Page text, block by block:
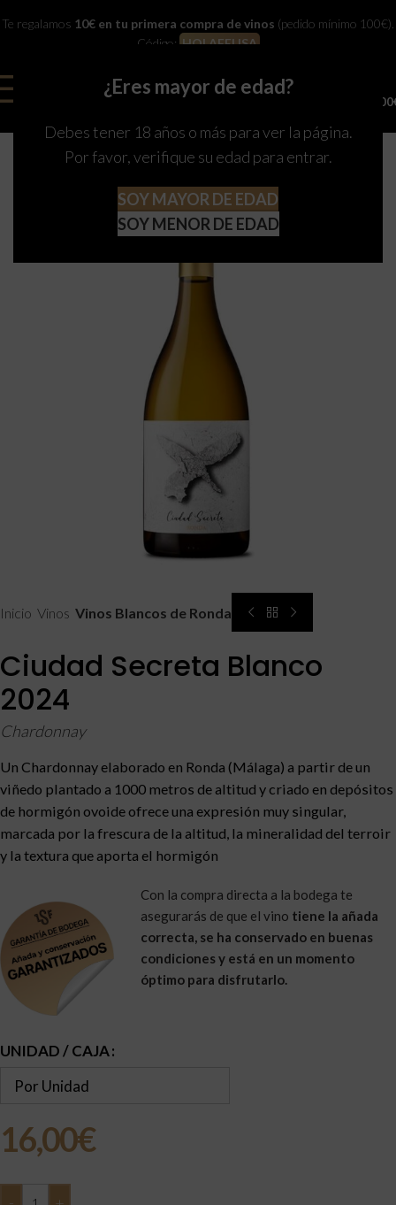
¿Eres mayor de edad?
Debes tener 18 años o más para ver la página.
Por favor, verifique su edad para entrar.
SOY MAYOR DE EDAD
SOY MENOR DE EDAD
Te regalamos 10€ en tu primera compra de vinos (pedido mínimo 100€).
Código: HOLAFELISA
0,00
Inicio Vinos Vinos Blancos de Ronda
Ciudad Secreta Blanco
2024
Chardonnay
Un Chardonnay elaborado en Ronda (Málaga) a partir de un
viñedo plantado a 1000 metros de altitud y criado en depósitos
de hormigón ovoide ofrece una expresión muy singular,
marcada por la frescura de la altitud, la mineralidad del terroir
y la textura que aporta el hormigón
Con la compra directa a la bodega te
asegurarás de que el vino tiene la añada
correcta, se ha conservado en buenas
condiciones y está en un momento
óptimo para disfrutarlo.
UNIDAD / CAJA
16,00€